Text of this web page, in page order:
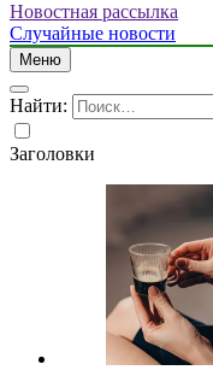
Новостная рассылка
Случайные новости
Меню
Найти:
Заголовки